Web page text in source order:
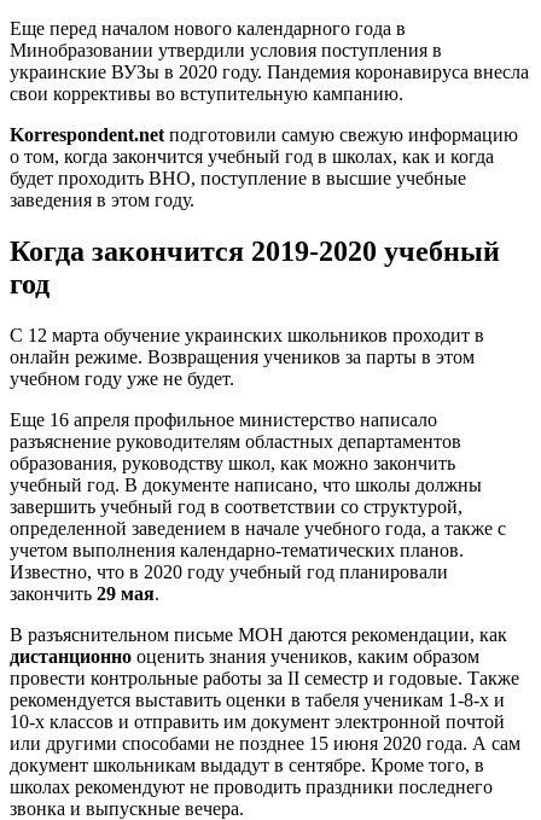
Еще перед началом нового календарного года в
Минобразовании утвердили условия поступления в
украинские ВУЗы в 2020 году. Пандемия коронавируса внесла
свои коррективы во вступительную кампанию.
Korrespondent.net подготовили самую свежую информацию
о том, когда закончится учебный год в школах, как и когда
будет проходить ВНО, поступление в высшие учебные
заведения в этом году.
Когда закончится 2019-2020 учебный
год
С 12 марта обучение украинских школьников проходит в
онлайн режиме. Возвращения учеников за парты в этом
учебном году уже не будет.
Еще 16 апреля профильное министерство написало
разъяснение руководителям областных департаментов
образования, руководству школ, как можно закончить
учебный год. В документе написано, что школы должны
завершить учебный год в соответствии со структурой,
определенной заведением в начале учебного года, а также с
учетом выполнения календарно-тематических планов.
Известно, что в 2020 году учебный год планировали
закончить 29 мая.
В разъяснительном письме МОН даются рекомендации, как
дистанционно оценить знания учеников, каким образом
провести контрольные работы за ІІ семестр и годовые. Также
рекомендуется выставить оценки в табеля ученикам 1-8-х и
10-х классов и отправить им документ электронной почтой
или другими способами не позднее 15 июня 2020 года. А сам
документ школьникам выдадут в сентябре. Кроме того, в
школах рекомендуют не проводить праздники последнего
звонка и выпускные вечера.